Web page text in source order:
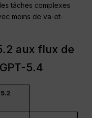
tâches complexes
moins de va-et-
aux flux de
5.4